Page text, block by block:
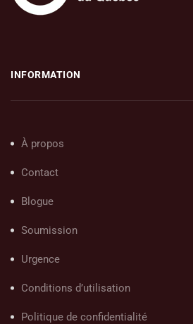
INFORMATION
À propos
Contact
Blogue
Soumission
Urgence
Conditions d’utilisation
Politique de confidentialité